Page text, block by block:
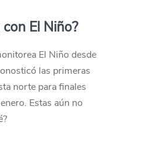
El Niño?
El Niño desde
las primeras
norte para finales
Estas aún no